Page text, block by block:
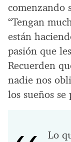
comenzando
“Tengan
están
pasión que
Recuerden
nadie nos
los sueños
Lo